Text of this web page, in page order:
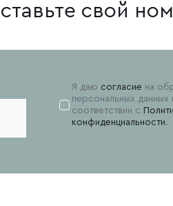
свой
Я даю согласие на
персональных данных
соответствии с
конфиденциальности.